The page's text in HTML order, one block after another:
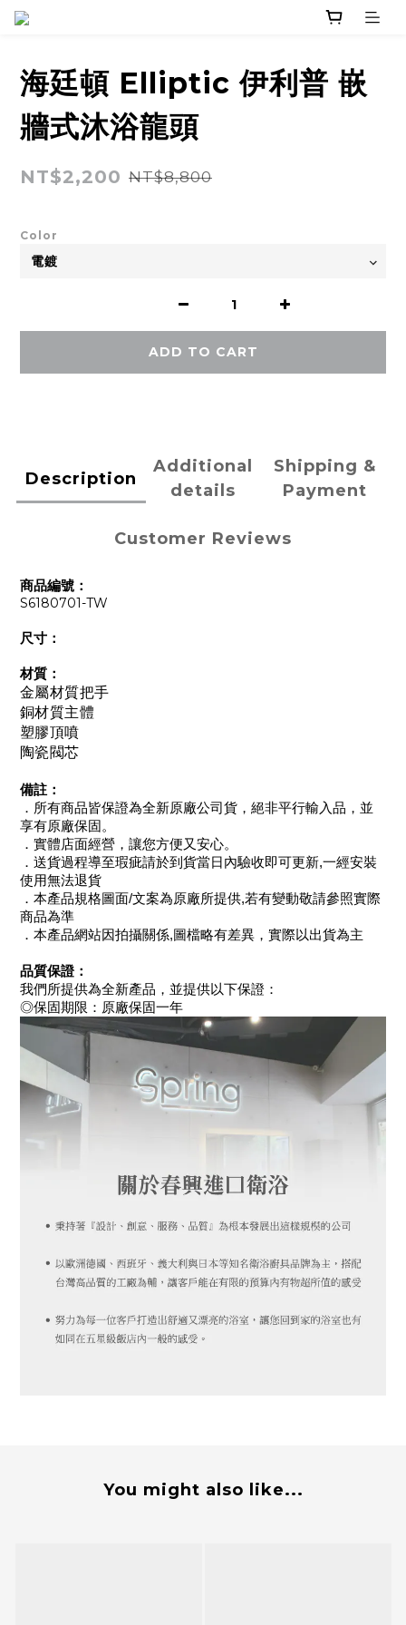
海廷頓 Elliptic 伊利普 嵌
牆式沐浴龍頭
NT$2,200 NT$8,800
Color
ADD TO CART
Description
Additional
details
Shipping &
Payment
Customer Reviews
商品編號：
S6180701-TW
尺寸：
材質：
金屬材質把手
銅材質主體
塑膠頂噴
陶瓷閥芯
備註：
．所有商品皆保證為全新原廠公司貨，絕非平行輸入品，並
享有原廠保固。
．實體店面經營，讓您方便又安心。
．送貨過程導至瑕疵請於到貨當日內驗收即可更新,一經安裝
使用無法退貨
．本產品規格圖面/文案為原廠所提供,若有變動敬請參照實際
商品為準
．本產品網站因拍攝關係,圖檔略有差異，實際以出貨為主
品質保證：
我們所提供為全新產品，並提供以下保證：
◎保固期限：原廠保固一年
You might also like...